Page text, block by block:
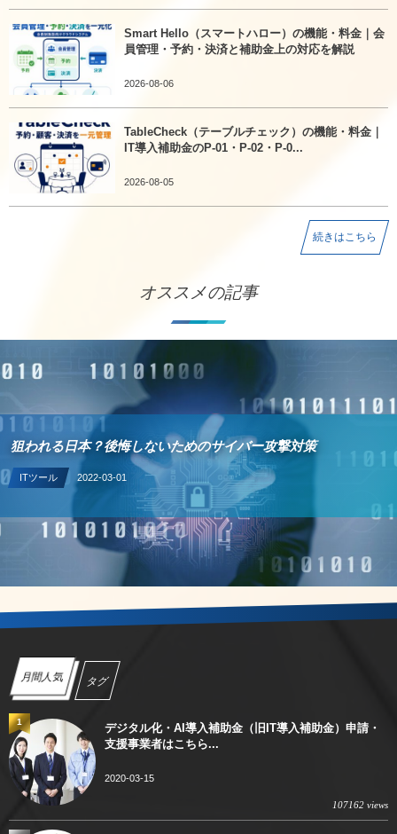
Smart Hello（スマートハロー）の機能・料金｜会
員管理・予約・決済と補助金上の対応を解説
2026-08-06
TableCheck（テーブルチェック）の機能・料金｜
IT導入補助金のP-01・P-02・P-0...
2026-08-05
続きはこちら
オススメの記事
狙われる日本？後悔しないためのサイバー攻撃対策
ITツール 2022-03-01
月間人気 タグ
デジタル化・AI導入補助金（旧IT導入補助金）申請・
支援事業者はこちら...
2020-03-15
107162 views
1